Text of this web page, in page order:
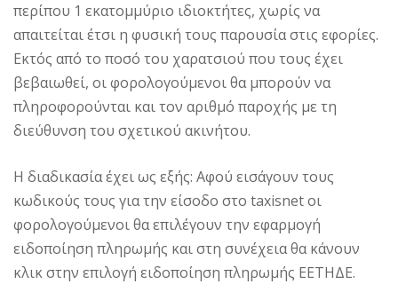
περίπου 1 εκατομμύριο ιδιοκτήτες, χωρίς να
απαιτείται έτσι η φυσική τους παρουσία στις εφορίες.
Εκτός από το ποσό του χαρατσιού που τους έχει
βεβαιωθεί, οι φορολογούμενοι θα μπορούν να
πληροφορούνται και τον αριθμό παροχής με τη
διεύθυνση του σχετικού ακινήτου.
Η διαδικασία έχει ως εξής: Αφού εισάγουν τους
κωδικούς τους για την είσοδο στο taxisnet οι
φορολογούμενοι θα επιλέγουν την εφαρμογή
ειδοποίηση πληρωμής και στη συνέχεια θα κάνουν
κλικ στην επιλογή ειδοποίηση πληρωμής ΕΕΤΗΔΕ.